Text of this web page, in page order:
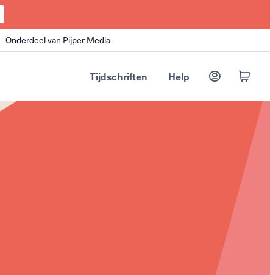
Onderdeel van Pijper Media
Tijdschriften Help